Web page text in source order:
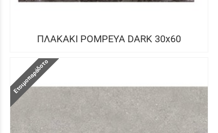
ΠΛΑΚΑΚΙ POMPEYA DARK 30x60
Ετοιμοπαράδοτο